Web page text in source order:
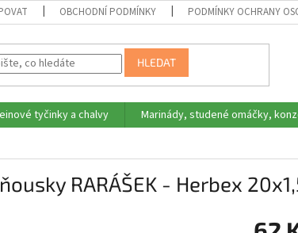
OBCHODNÍ PODMÍNKY PODMÍNKY OCHRANY
HLEDAT
tyčinky a chalvy Marinády, studené omáčky,
RARÁŠEK - Herbex